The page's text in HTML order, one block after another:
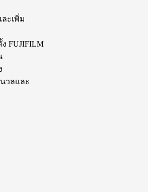
ะเพิ่ม
FUJIFILM
วลและ